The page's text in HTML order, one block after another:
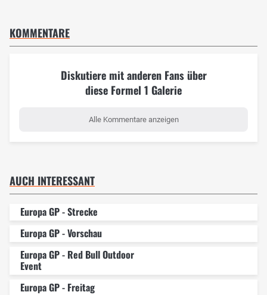
KOMMENTARE
Diskutiere mit anderen Fans über
diese Formel 1 Galerie
Alle Kommentare anzeigen
AUCH INTERESSANT
Europa GP - Strecke
Europa GP - Vorschau
Europa GP - Red Bull Outdoor
Event
Europa GP - Freitag